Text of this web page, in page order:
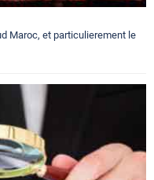
Maroc, et particulierement le